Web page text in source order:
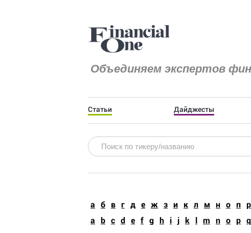
Объединяем экспертов
Статьи Дайджесты
a б в г д е ж з и к л м н о п р
a b c d e f g h i j k l m n o p q